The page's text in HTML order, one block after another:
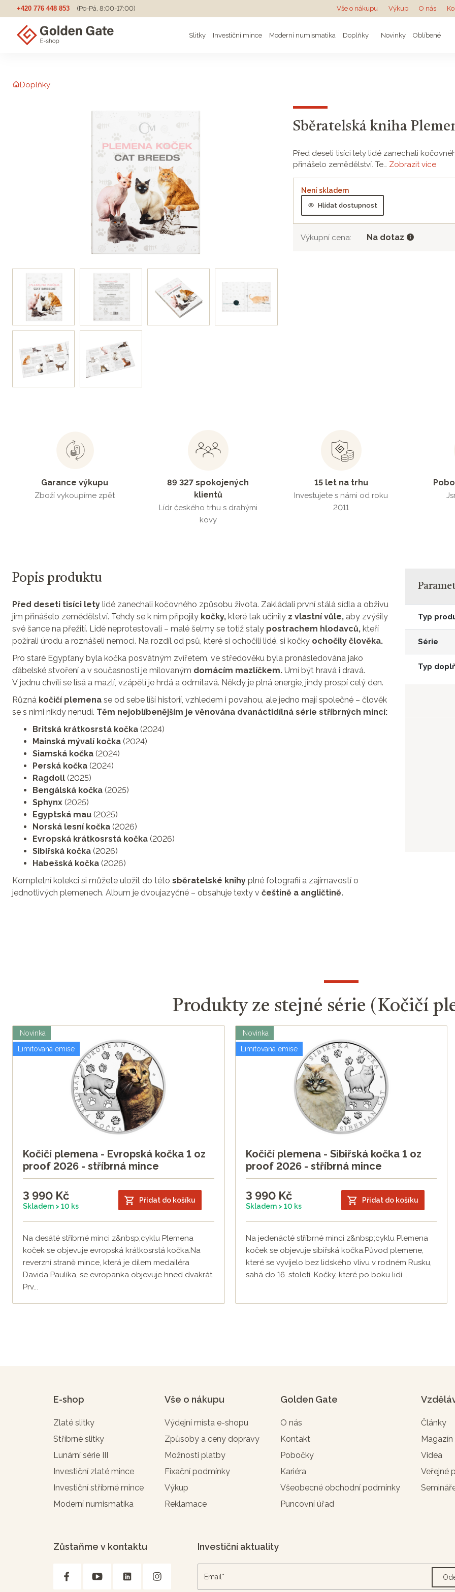
+420 776 448 853 (Po-Pá, 8:00-17:00) Vše o nákupu Výkup O nás
Slitky Investiční mince Moderní numismatika Doplňky Novinky Oblíbené
Doplňky
Sběratelská kniha
Před deseti tisíci lety lidé zanechali
přinášelo zemědělství. Te… Zobrazit více
Není skladem
Hlídat dostupnost
Výkupní cena: Na dotaz
Garance výkupu
Zboží vykoupíme zpět
89 327 spokojených
klientů
Lídr českého trhu s drahými
kovy
15 let na trhu
Investujete s námi od roku
2011
Popis produktu
Před deseti tisíci lety lidé zanechali kočovného způsobu života. Zakládali první stálá sídla a obživu
jim přinášelo zemědělství. Tehdy se k nim připojily kočky, které tak učinily z vlastní vůle, aby zvýšily
své šance na přežití. Lidé neprotestovali – malé šelmy se totiž staly postrachem hlodavců, kteří
požírali úrodu a roznášeli nemoci. Na rozdíl od psů, které si ochočili lidé, si kočky ochočily člověka.
Pro staré Egypťany byla kočka posvátným zvířetem, ve středověku byla pronásledována jako
ďábelské stvoření a v současnosti je milovaným domácím mazlíčkem. Umí být hravá i dravá.
V jednu chvíli se lísá a mazlí, vzápětí je hrdá a odmítavá. Někdy je plná energie, jindy prospí celý den.
Různá kočičí plemena se od sebe liší historií, vzhledem i povahou, ale jedno mají společné – člověk
se s nimi nikdy nenudí. Těm nejoblíbenějším je věnována dvanáctidílná série stříbrných mincí:
Britská krátkosrstá kočka (2024)
Mainská mývalí kočka (2024)
Siamská kočka (2024)
Perská kočka (2024)
Ragdoll (2025)
Bengálská kočka (2025)
Sphynx (2025)
Egyptská mau (2025)
Norská lesní kočka (2026)
Evropská krátkosrstá kočka (2026)
Sibiřská kočka (2026)
Habešská kočka (2026)
Kompletní kolekci si můžete uložit do této sběratelské knihy plné fotografií a zajímavostí o
jednotlivých plemenech. Album je dvoujazyčné – obsahuje texty v češtině a angličtině.
Typ
Série
Typ
Produkty ze stejné série (Kočičí
Novinka
Limitovaná emise
Kočičí plemena - Evropská kočka 1 oz
proof 2026 - stříbrná mince
3 990 Kč
Skladem > 10 ks
Přidat do košíku
Na desáté stříbrné minci z&nbsp;cyklu Plemena
koček se objevuje evropská krátkosrstá kočka.Na
reverzní straně mince, která je dílem medailéra
Davida Paulíka, se evropanka objevuje hned dvakrát.
Prv...
Novinka
Limitovaná emise
Kočičí plemena - Sibiřská kočka 1 oz
proof 2026 - stříbrná mince
3 990 Kč
Skladem > 10 ks
Přidat do košíku
Na jedenácté stříbrné minci z&nbsp;cyklu Plemena
koček se objevuje sibiřská kočka.Původ plemene,
které se vyvíjelo bez lidského vlivu v rodném Rusku,
sahá do 16. století. Kočky, které po boku lidí ...
E-shop
Zlaté slitky
Stříbrné slitky
Lunární série III
Investiční zlaté mince
Investiční stříbrné mince
Moderní numismatika
Vše o nákupu
Výdejní místa e-shopu
Způsoby a ceny dopravy
Možnosti platby
Fixační podmínky
Výkup
Reklamace
Golden Gate
O nás
Kontakt
Pobočky
Kariéra
Všeobecné obchodní podmínky
Puncovní úřad
Články
Magazín
Videa
Veřejné
Zůstaňme v kontaktu Investiční aktuality